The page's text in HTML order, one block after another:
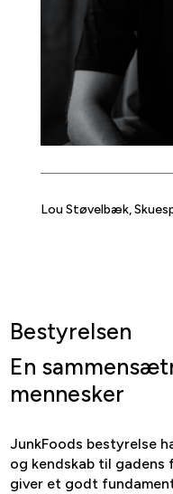
Lou Støvelbæk,
Bestyrelsen
En
mennesker
JunkFoods bestyrelse
og kendskab til gadens
giver et godt